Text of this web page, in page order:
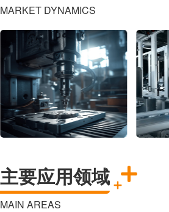
MARKET DYNAMICS
主要应用领域
MAIN AREAS